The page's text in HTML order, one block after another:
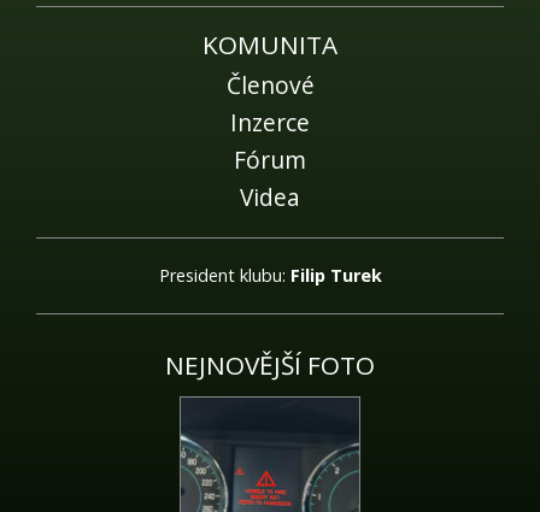
KOMUNITA
Členové
Inzerce
Fórum
Videa
President klubu: Filip Turek
NEJNOVĚJŠÍ FOTO